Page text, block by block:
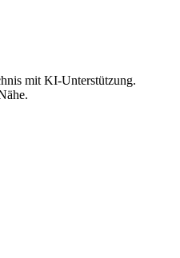
mit KI-Unterstützung.